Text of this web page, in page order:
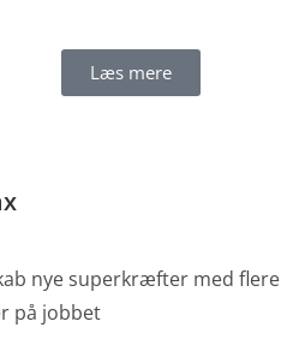
Læs mere
nye superkræfter med flere
på jobbet